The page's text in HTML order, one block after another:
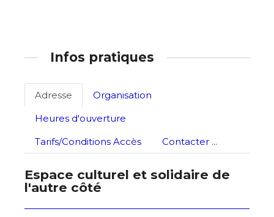
Infos pratiques
Adresse
Organisation
Heures d'ouverture
Tarifs/Conditions Accès
Contacter ...
Espace culturel et solidaire de
l'autre côté